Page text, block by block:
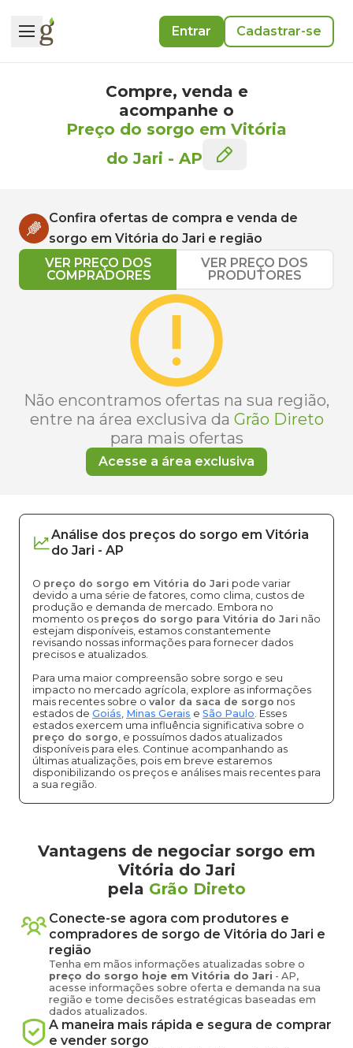
Entrar Cadastrar-se
Compre, venda e
acompanhe o
Preço do sorgo em Vitória
do Jari - AP
Confira ofertas de compra e venda de
sorgo em Vitória do Jari e região
VER PREÇO DOS
COMPRADORES
VER PREÇO DOS
PRODUTORES
Não encontramos ofertas na sua região,
entre na área exclusiva da Grão Direto
para mais ofertas
Acesse a área exclusiva
Análise dos preços do sorgo em Vitória
do Jari - AP
O preço do sorgo em Vitória do Jari pode variar
devido a uma série de fatores, como clima, custos de
produção e demanda de mercado. Embora no
momento os preços do sorgo para Vitória do Jari não
estejam disponíveis, estamos constantemente
revisando nossas informações para fornecer dados
precisos e atualizados.
Para uma maior compreensão sobre sorgo e seu
impacto no mercado agrícola, explore as informações
mais recentes sobre o valor da saca de sorgo nos
estados de Goiás, Minas Gerais e São Paulo. Esses
estados exercem uma influência significativa sobre o
preço do sorgo, e possuímos dados atualizados
disponíveis para eles. Continue acompanhando as
últimas atualizações, pois em breve estaremos
disponibilizando os preços e análises mais recentes para
a sua região.
Vantagens de negociar sorgo em
Vitória do Jari
pela Grão Direto
Conecte-se agora com produtores e
compradores de sorgo de Vitória do Jari e
região
Tenha em mãos informações atualizadas sobre o
preço do sorgo hoje em Vitória do Jari - AP,
acesse informações sobre oferta e demanda na sua
região e tome decisões estratégicas baseadas em
dados atualizados.
A maneira mais rápida e segura de comprar
e vender sorgo